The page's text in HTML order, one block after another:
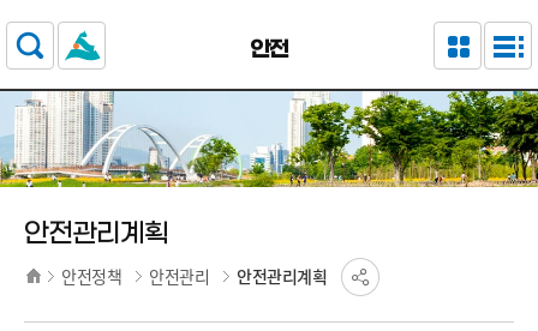
주요 메뉴로 건너뛰기
본문으로가기
안전
안전관리계획
안전정책 안전관리 안전관리계획